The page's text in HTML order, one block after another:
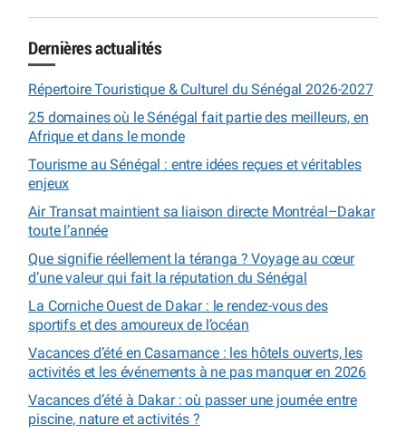
Dernières actualités
Répertoire Touristique & Culturel du Sénégal 2026-2027
25 domaines où le Sénégal fait partie des meilleurs, en
Afrique et dans le monde
Tourisme au Sénégal : entre idées reçues et véritables
enjeux
Air Transat maintient sa liaison directe Montréal–Dakar
toute l’année
Que signifie réellement la téranga ? Voyage au cœur
d’une valeur qui fait la réputation du Sénégal
La Corniche Ouest de Dakar : le rendez-vous des
sportifs et des amoureux de l’océan
Vacances d’été en Casamance : les hôtels ouverts, les
activités et les événements à ne pas manquer en 2026
Vacances d’été à Dakar : où passer une journée entre
piscine, nature et activités ?